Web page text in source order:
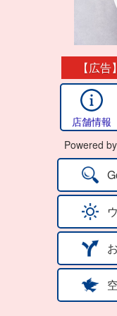
【広
店舗情報
Powered by